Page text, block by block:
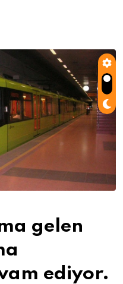
gelen
ediyor.